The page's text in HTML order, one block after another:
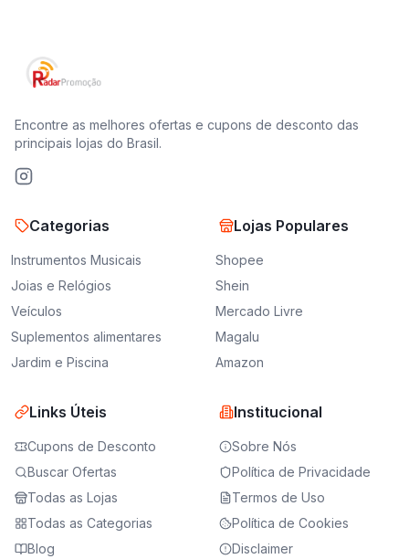
Encontre as melhores ofertas e cupons de desconto das
principais lojas do Brasil.
Categorias
Instrumentos Musicais
Joias e Relógios
Veículos
Suplementos alimentares
Jardim e Piscina
Lojas Populares
Shopee
Shein
Mercado Livre
Magalu
Amazon
Links Úteis
Cupons de Desconto
Buscar Ofertas
Todas as Lojas
Todas as Categorias
Blog
Institucional
Sobre Nós
Política de Privacidade
Termos de Uso
Política de Cookies
Disclaimer